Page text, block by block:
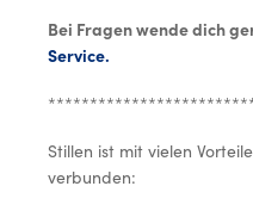
Bei Fragen wende dich
Service.
Stillen ist mit vielen
verbunden: